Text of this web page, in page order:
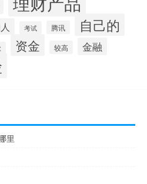
考试 腾讯 自己的
资金 较高 金融
里